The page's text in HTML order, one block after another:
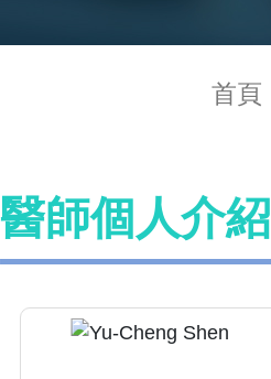
首頁
醫師個人介紹